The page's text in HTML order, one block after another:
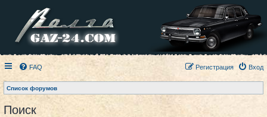
FAQ Вход
Регистрация
Список форумов
Поиск